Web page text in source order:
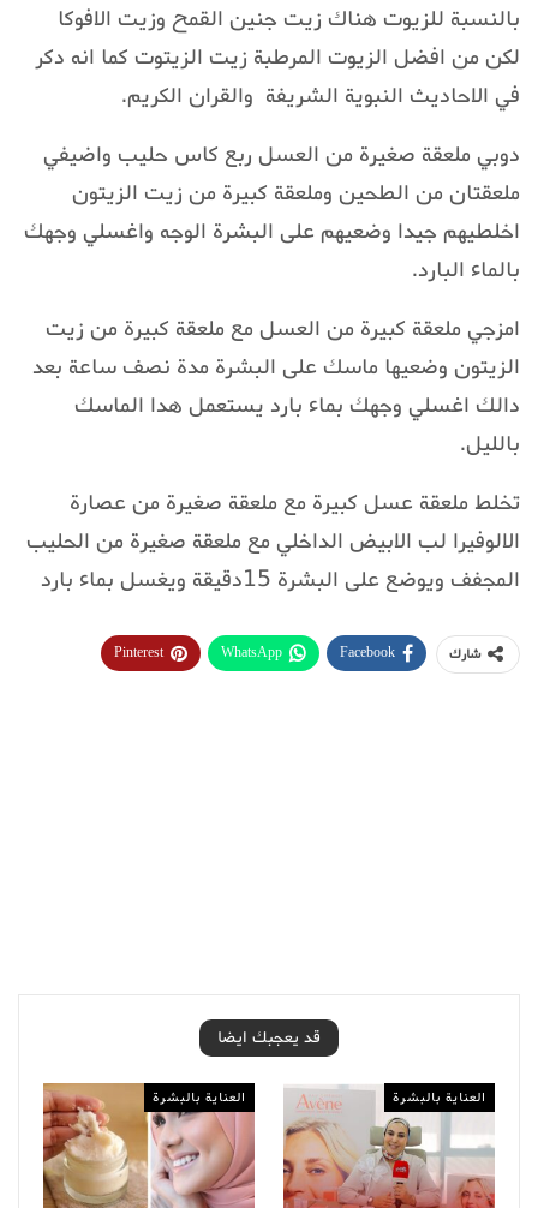
بالنسبة للزيوت هناك زيت جنين القمح وزيت الافوكا
لكن من افضل الزيوت المرطبة زيت الزيتوت كما انه دكر
في الاحاديث النبوية الشريفة والقران الكريم.
دوبي ملعقة صغيرة من العسل ربع كاس حليب واضيفي
ملعقتان من الطحين وملعقة كبيرة من زيت الزيتون
اخلطيهم جيدا وضعيهم على البشرة الوجه واغسلي وجهك
بالماء البارد.
امزجي ملعقة كبيرة من العسل مع ملعقة كبيرة من زيت
الزيتون وضعيها ماسك على البشرة مدة نصف ساعة بعد
دالك اغسلي وجهك بماء بارد يستعمل هدا الماسك
بالليل.
تخلط ملعقة عسل كبيرة مع ملعقة صغيرة من عصارة
الالوفيرا لب الابيض الداخلي مع ملعقة صغيرة من الحليب
المجفف ويوضع على البشرة 15دقيقة ويغسل بماء بارد
شارك Facebook
WhatsApp
Pinterest
قد يعجبك ايضا
العناية بالبشرة العناية بالبشرة